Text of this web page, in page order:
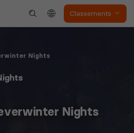
Classements
Nights
Nights